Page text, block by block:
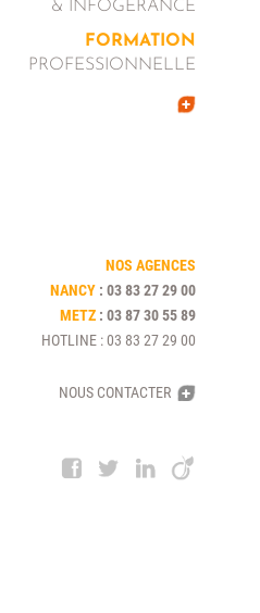
& INFOGÉRANCE
FORMATION
PROFESSIONNELLE
NOS AGENCES
NANCY : 03 83 27 29 00
METZ : 03 87 30 55 89
HOTLINE :03 83 27 29 00
NOUS CONTACTER